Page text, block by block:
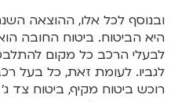
ובנוסף לכל אלו, ההוצאה
היא הביטוח. ביטוח החובה
לבעלי הרכב כל מקום
לגביו. לעומת זאת, כל בעל
רוכש ביטוח מקיף, ביטוח צד